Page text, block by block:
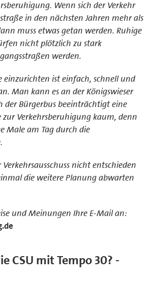
Wenn sich der Verkehr
in den nächsten Jahren mehr als
muss etwas getan werden. Ruhige
nicht plötzlich zu stark
werden.
einzurichten ist einfach, schnell und
Man kann es an der Königswieser
der Bürgerbus beeinträchtigt eine
Verkehrsberuhigung kaum, denn
Male am Tag durch die
nicht entschieden
die weitere Planung abwarten
und Meinungen Ihre E-Mail an:
CSU mit Tempo 30? -